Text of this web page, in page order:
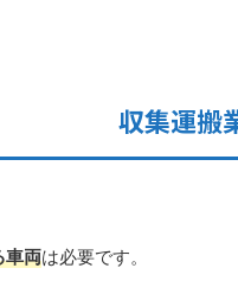
収集運搬
車両は必要です。